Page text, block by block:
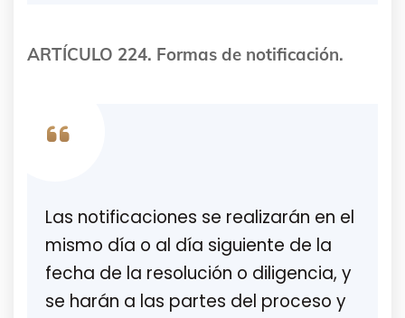
ARTÍCULO 224. Formas de notificación.
Las notificaciones se realizarán en el
mismo día o al día siguiente de la
fecha de la resolución o diligencia, y
se harán a las partes del proceso y